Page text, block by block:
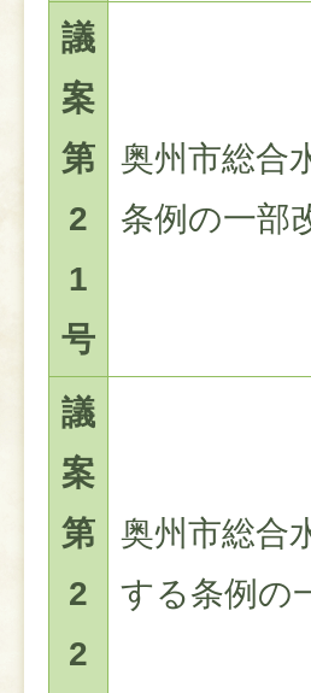
議
案
第
2
1
号
奥州市総合
条例の一部
議
案
第
2
2
奥州市総合
する条例の